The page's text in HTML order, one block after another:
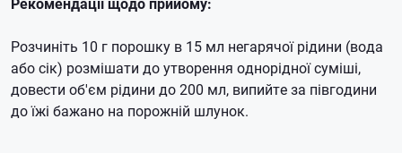
Розчиніть 10 г порошку в 15 мл негарячої рідини (вода
або сік) розмішати до утворення однорідної суміші,
довести об'єм рідини до 200 мл, випийте за півгодини
до їжі бажано на порожній шлунок.